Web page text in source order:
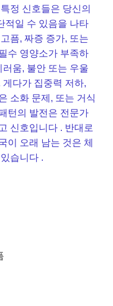
정 신호들은 당신의
적일 수 있음을 나타
픔, 짜증 증가, 또는
수 영양소가 부족하
움, 불안 또는 우울
다가 집중력 저하,
소화 문제, 또는 거식
턴의 발전은 전문가
신호입니다 . 반대로
이 오래 남는 것은 체
습니다 .